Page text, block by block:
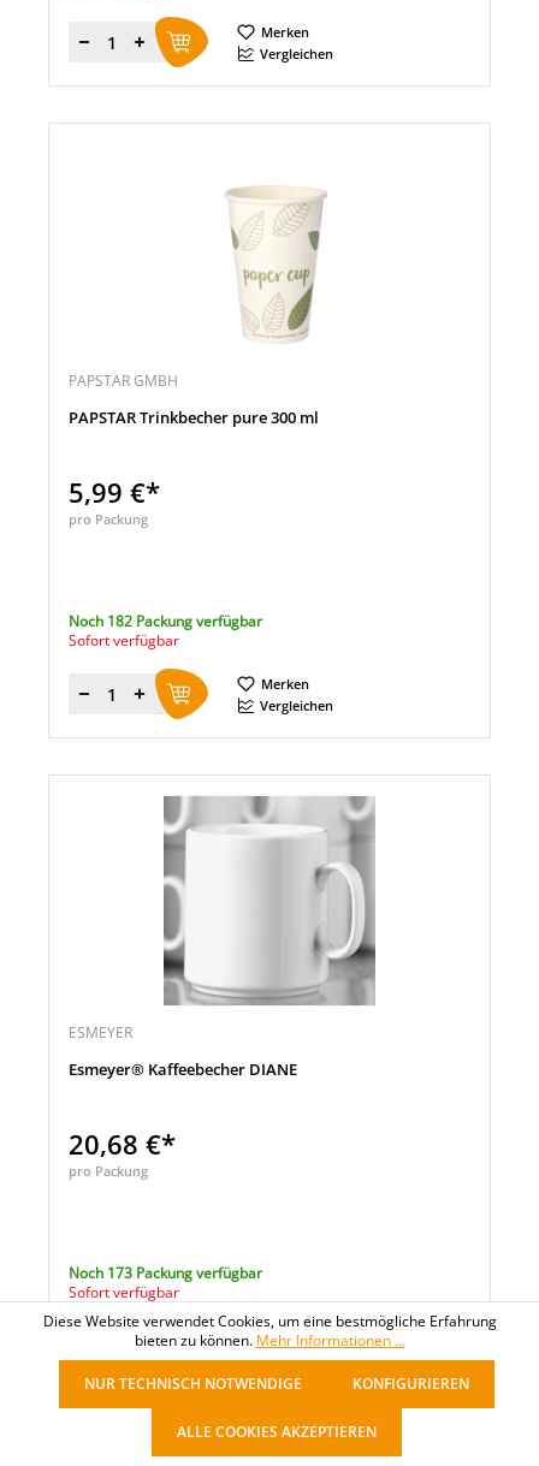
Menge
Merken
Vergleichen
PAPSTAR GMBH
PAPSTAR Trinkbecher pure 300 ml
5,99 €*
pro Packung
Noch 182 Packung verfügbar
Sofort verfügbar
Menge
Merken
Vergleichen
ESMEYER
Esmeyer® Kaffeebecher DIANE
20,68 €*
pro Packung
Noch 173 Packung verfügbar
Sofort verfügbar
Merken
Vergleichen
Diese Website verwendet Cookies, um eine bestmögliche Erfahrung
bieten zu können. Mehr Informationen ...
NUR TECHNISCH NOTWENDIGE KONFIGURIEREN
ALLE COOKIES AKZEPTIEREN